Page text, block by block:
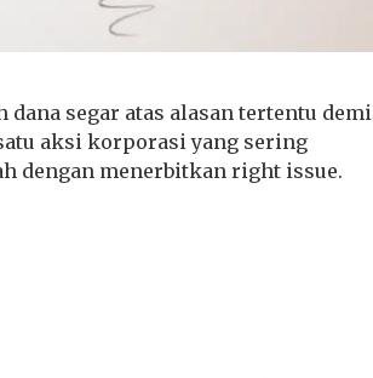
dana segar atas alasan tertentu demi
aksi korporasi yang sering
dengan menerbitkan right issue.